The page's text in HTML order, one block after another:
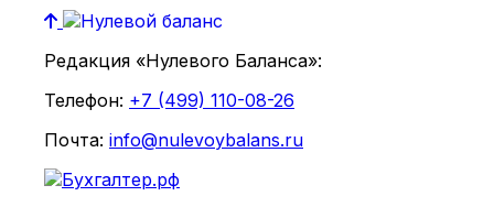
Редакция «Нулевого Баланса»:
Телефон: +7 (499) 110-08-26
Почта: info@nulevoybalans.ru